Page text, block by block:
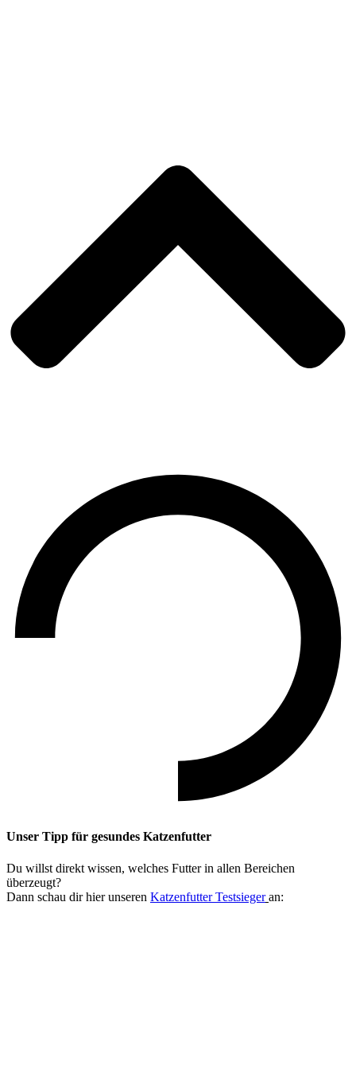
Unser Tipp für gesundes Katzenfutter
Du willst direkt wissen, welches Futter in allen Bereichen
überzeugt?
Dann schau dir hier unseren Katzenfutter Testsieger an: